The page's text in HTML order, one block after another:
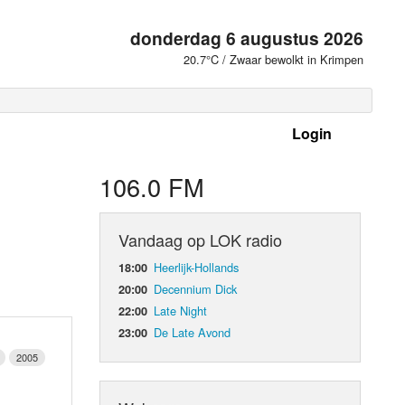
donderdag 6 augustus 2026
20.7°C / Zwaar bewolkt in Krimpen
Login
2005
106.0 FM
Vandaag op LOK radio
18:00 Heerlijk-Hollands
20:00 Decennium Dick
22:00 Late Night
23:00 De Late Avond